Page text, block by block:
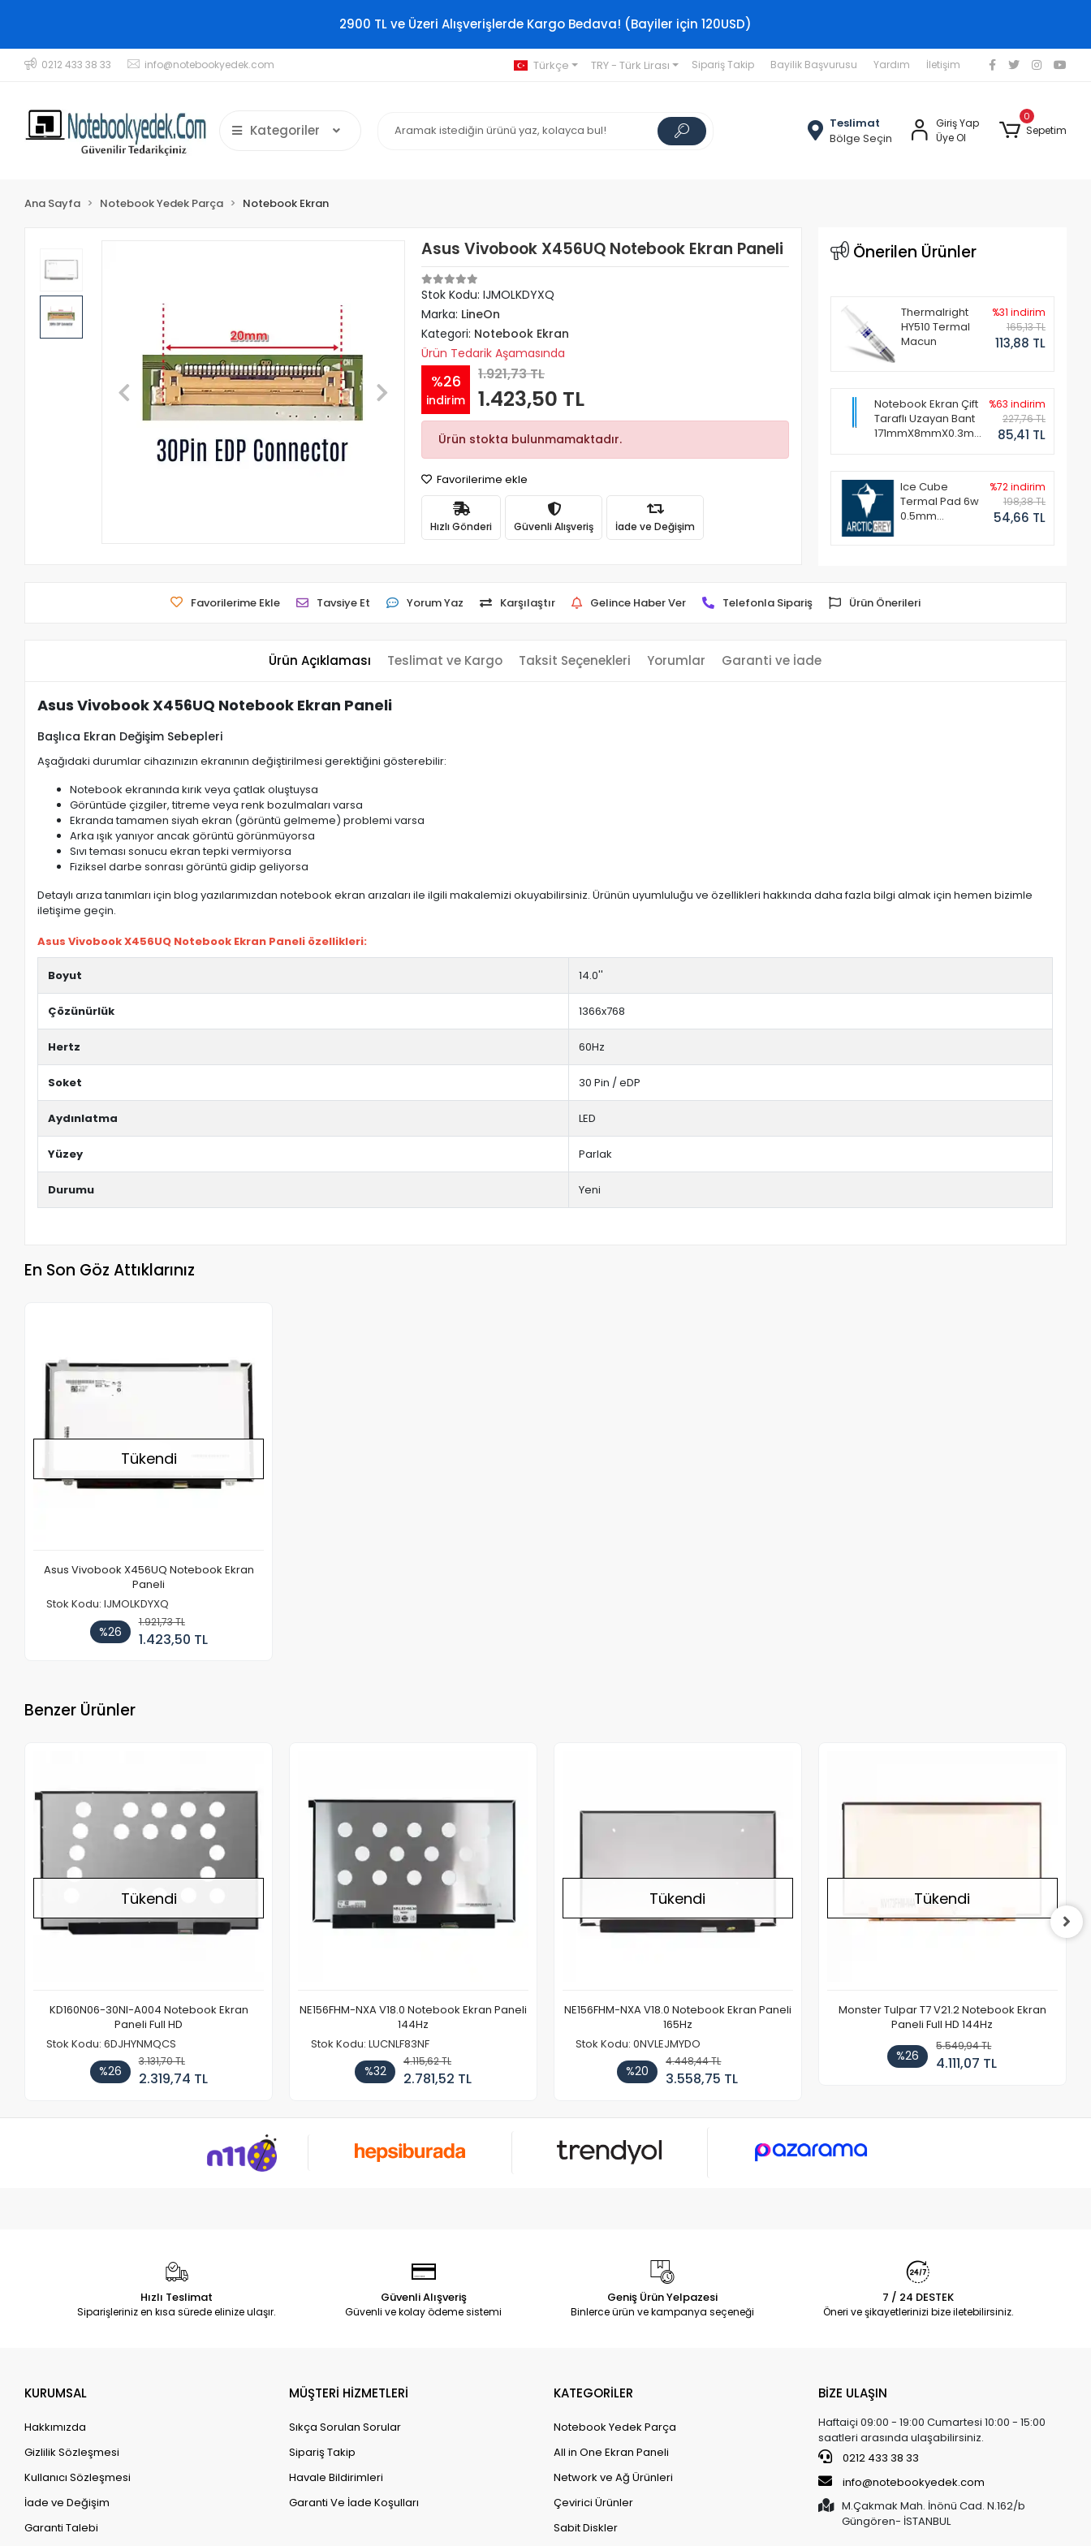
2900 TL ve Üzeri Alışverişlerde Kargo Bedava! (Bayiler için 120USD)
0212 433 38 33 info@notebookyedek.com Türkçe TRY - Türk Lirası Sipariş Takip Bayilik Başvurusu Yardım İletişim
Kategoriler
Teslimat
Bölge Seçin
Giriş Yap
Üye Ol
0
Sepetim
Ana Sayfa Notebook Yedek Parça Notebook Ekran
Asus Vivobook X456UQ Notebook Ekran Paneli
Stok Kodu: IJMOLKDYXQ
Marka: LineOn
Kategori: Notebook Ekran
Ürün Tedarik Aşamasında
%26
indirim
1.921,73 TL
1.423,50 TL
Ürün stokta bulunmamaktadır.
Favorilerime ekle
Hızlı Gönderi Güvenli Alışveriş İade ve Değişim
Önerilen Ürünler
Thermalright
HY510 Termal
Macun
%31 indirim
165,13 TL
113,88 TL
Notebook Ekran Çift
Taraflı Uzayan Bant
171mmX8mmX0.3mm
%63 indirim
227,76 TL
85,41 TL
Ice Cube
Termal Pad 6w
0.5mm
%72 indirim
198,38 TL
54,66 TL
Favorilerime Ekle Tavsiye Et Yorum Yaz Karşılaştır Gelince Haber Ver Telefonla Sipariş Ürün Önerileri
Ürün Açıklaması Teslimat ve Kargo Taksit Seçenekleri Yorumlar Garanti ve İade
Asus Vivobook X456UQ Notebook Ekran Paneli
Başlıca Ekran Değişim Sebepleri
Aşağıdaki durumlar cihazınızın ekranının değiştirilmesi gerektiğini gösterebilir:
Notebook ekranında kırık veya çatlak oluştuysa
Görüntüde çizgiler, titreme veya renk bozulmaları varsa
Ekranda tamamen siyah ekran (görüntü gelmeme) problemi varsa
Arka ışık yanıyor ancak görüntü görünmüyorsa
Sıvı teması sonucu ekran tepki vermiyorsa
Fiziksel darbe sonrası görüntü gidip geliyorsa
Detaylı arıza tanımları için blog yazılarımızdan notebook ekran arızaları ile ilgili makalemizi okuyabilirsiniz. Ürünün uyumluluğu ve özellikleri hakkında daha fazla bilgi almak için hemen bizimle
iletişime geçin.
Asus Vivobook X456UQ Notebook Ekran Paneli özellikleri:
Boyut 14.0''
Çözünürlük 1366x768
Hertz 60Hz
Soket 30 Pin / eDP
Aydınlatma LED
Yüzey Parlak
Durumu Yeni
En Son Göz Attıklarınız
Tükendi
Asus Vivobook X456UQ Notebook Ekran
Paneli
Stok Kodu: IJMOLKDYXQ
%26
1.921,73 TL
1.423,50 TL
Benzer Ürünler
Tükendi
KD160N06-30NI-A004 Notebook Ekran
Paneli Full HD
Stok Kodu: 6DJHYNMQCS
%26
3.131,70 TL
2.319,74 TL
NE156FHM-NXA V18.0 Notebook Ekran Paneli
144Hz
Stok Kodu: LUCNLF83NF
%32
4.115,62 TL
2.781,52 TL
Tükendi
NE156FHM-NXA V18.0 Notebook Ekran Paneli
165Hz
Stok Kodu: 0NVLEJMYDO
%20
4.448,44 TL
3.558,75 TL
Tükendi
Monster Tulpar T7 V21.2 Notebook Ekran
Paneli Full HD 144Hz
%26
5.549,94 TL
4.111,07 TL
Hızlı Teslimat
Siparişleriniz en kısa sürede elinize ulaşır.
Güvenli Alışveriş
Güvenli ve kolay ödeme sistemi
Geniş Ürün Yelpazesi
Binlerce ürün ve kampanya seçeneği
7 / 24 DESTEK
Öneri ve şikayetlerinizi bize iletebilirsiniz.
KURUMSAL
Hakkımızda
Gizlilik Sözleşmesi
Kullanıcı Sözleşmesi
İade ve Değişim
Garanti Talebi
MÜŞTERİ HİZMETLERİ
Sıkça Sorulan Sorular
Sipariş Takip
Havale Bildirimleri
Garanti Ve İade Koşulları
KATEGORİLER
Notebook Yedek Parça
All in One Ekran Paneli
Network ve Ağ Ürünleri
Çevirici Ürünler
Sabit Diskler
BİZE ULAŞIN
Haftaiçi 09:00 - 19:00 Cumartesi 10:00 - 15:00
saatleri arasında ulaşabilirsiniz.
0212 433 38 33
info@notebookyedek.com
M.Çakmak Mah. İnönü Cad. N.162/b
Güngören- İSTANBUL